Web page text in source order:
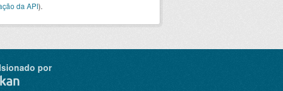
da API).
por